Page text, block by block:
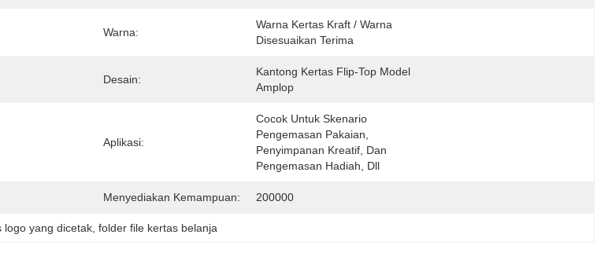
Warna:
Warna Kertas Kraft / Warna
Disesuaikan Terima
Desain:
Kantong Kertas Flip-Top Model
Amplop
Aplikasi:
Cocok Untuk Skenario
Pengemasan Pakaian,
Penyimpanan Kreatif, Dan
Pengemasan Hadiah, Dll
Menyediakan Kemampuan: 200000
logo yang dicetak folder file kertas belanja